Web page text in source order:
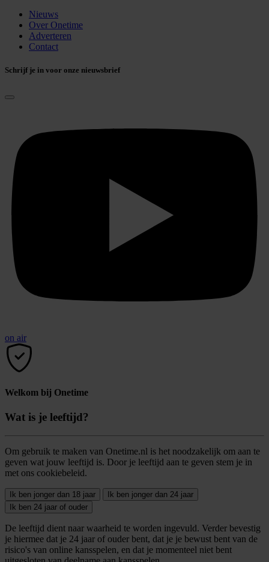
Nieuws
Over Onetime
Adverteren
Contact
Schrijf je in voor onze nieuwsbrief
on air
Welkom bij Onetime
Wat is je leeftijd?
Om gebruik te maken van Onetime.nl is het noodzakelijk om aan te
geven wat jouw leeftijd is. Door je leeftijd aan te geven stem je in
met ons cookiebeleid.
Ik ben jonger dan 18 jaar
Ik ben jonger dan 24 jaar
Ik ben 24 jaar of ouder
De leeftijd dient naar waarheid te worden ingevuld. Verder bevestig
je hiermee dat je 24 jaar of ouder bent, dat je je bewust bent van de
risico's van online kansspelen, en dat je momenteel niet bent